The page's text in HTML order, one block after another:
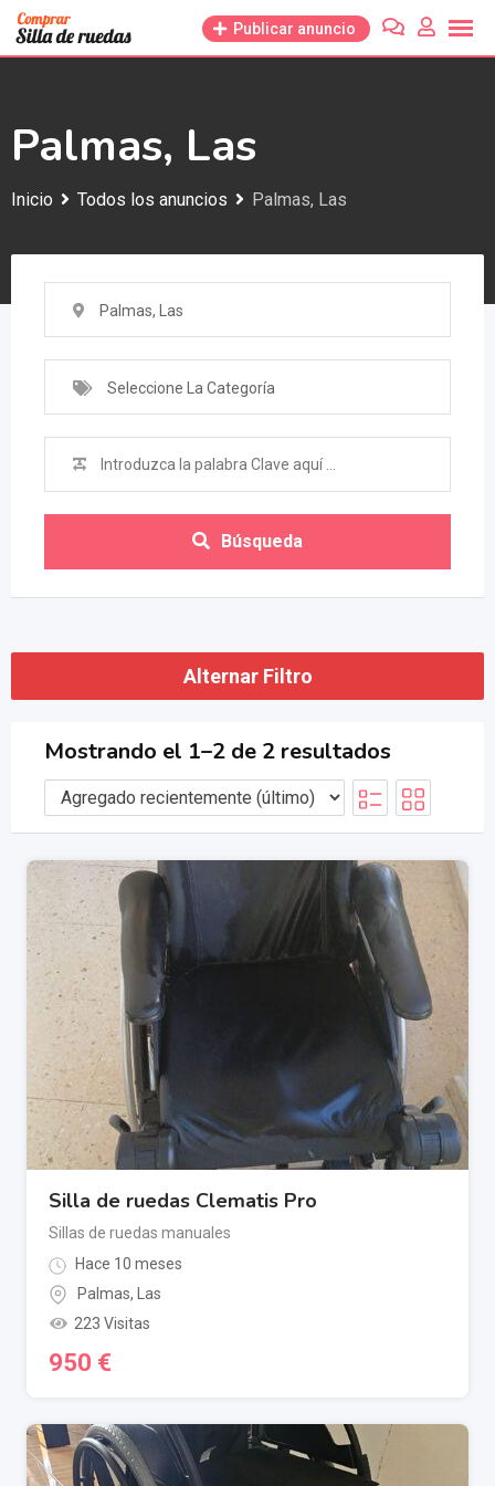
Saltar
Publicar anuncio
Palmas, Las
Inicio Todos los anuncios Palmas, Las
Palmas, Las
Seleccione La Categoría
Búsqueda
Alternar Filtro
Mostrando el 1–2 de 2 resultados
Silla de ruedas Clematis Pro
Sillas de ruedas manuales
Hace 10 meses
Palmas, Las
223 Visitas
950 €